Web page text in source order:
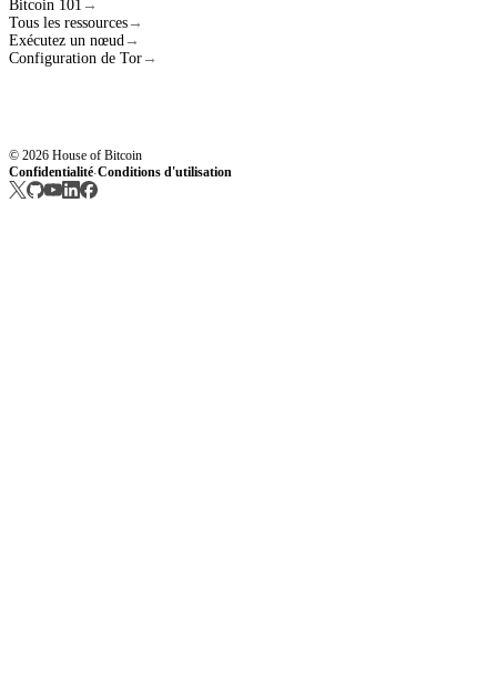
Bitcoin 101 →
Tous les ressources →
Exécutez un nœud →
Configuration de Tor →
© 2026 House of Bitcoin
Confidentialité·Conditions d'utilisation